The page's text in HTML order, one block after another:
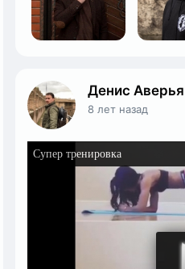
Денис
8 лет назад